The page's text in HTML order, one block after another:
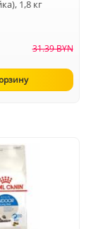
1,8 кг
31.39 BYN